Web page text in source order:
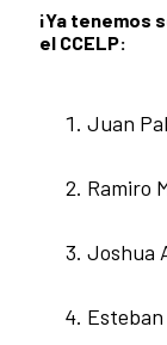
¡Ya tenemos
el CCELP:
Juan
Ramiro
Joshua
Esteban